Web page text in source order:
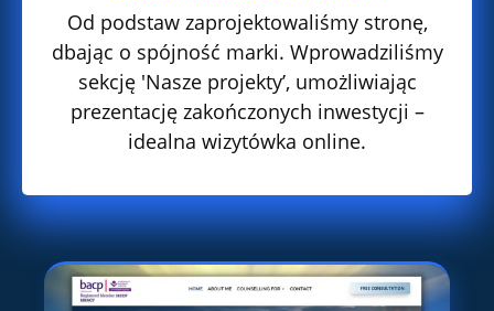
Od podstaw zaprojektowaliśmy stronę,
dbając o spójność marki. Wprowadziliśmy
sekcję 'Nasze projekty’, umożliwiając
prezentację zakończonych inwestycji –
idealna wizytówka online.